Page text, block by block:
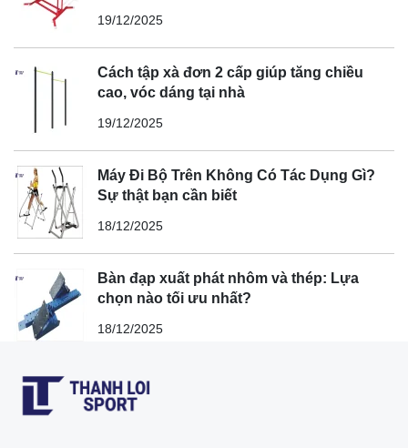
19/12/2025
Cách tập xà đơn 2 cấp giúp tăng chiều
cao, vóc dáng tại nhà
19/12/2025
Máy Đi Bộ Trên Không Có Tác Dụng Gì?
Sự thật bạn cần biết
18/12/2025
Bàn đạp xuất phát nhôm và thép: Lựa
chọn nào tối ưu nhất?
18/12/2025